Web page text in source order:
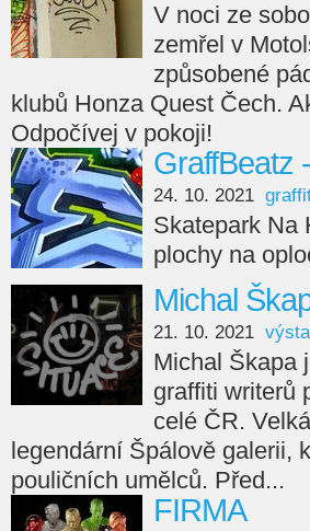
V noci ze
zemřel v
způsobené
klubů Honza Quest Čech.
Odpočívej v pokoji!
GraffBeatz
24. 10. 2021
Skatepark Na
plochy na
Michal
21. 10. 2021
Michal Škapa
graffiti writerů
celé ČR.
legendární Špálově galerii,
pouličních umělců. Před...
FIRMA